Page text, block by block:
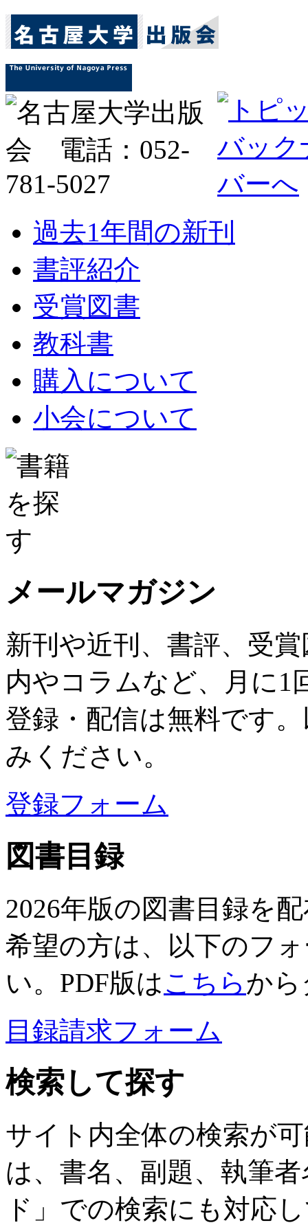
過去1年間の新刊
書評紹介
受賞図書
教科書
購入について
小会について
メールマガジン
新刊や近刊、書評、受
内やコラムなど、月に1
登録・配信は無料です
みください。
登録フォーム
図書目録
2026年版の図書目録を
希望の方は、以下のフ
い。PDF版はこちらか
目録請求フォーム
検索して探す
サイト内全体の検索が
は、書名、副題、執筆
ド」での検索にも対応